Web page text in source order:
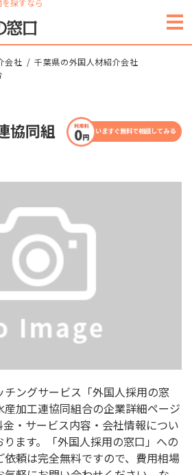
探すなら
会社
千葉県の外国人材紹介会社
協同組
いますぐ無料で相談してみる
ングサービス「外国人採用の窓
加工連協同組合の企業詳細ページ
・サービス内容・会社情報につい
ます。「外国人採用の窓口」への
依頼は完全無料ですので、費用相場